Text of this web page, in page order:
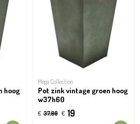
hoog
Mega Collection
Pot zink vintage groen hoog
w37h60
€ 37,99 € 19